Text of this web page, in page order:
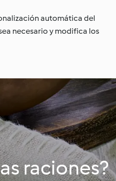
automática del
necesario y modifica los
raciones?